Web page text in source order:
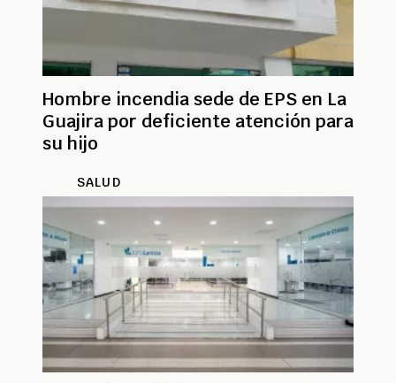
Hombre incendia sede de EPS en La
Guajira por deficiente atención para
su hijo
SALUD